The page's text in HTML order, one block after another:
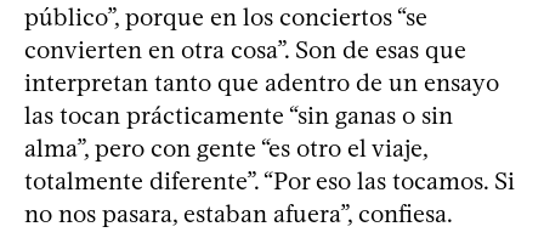
público”, porque en los conciertos “se
convierten en otra cosa”. Son de esas que
interpretan tanto que adentro de un ensayo
las tocan prácticamente “sin ganas o sin
alma”, pero con gente “es otro el viaje,
totalmente diferente”. “Por eso las tocamos. Si
no nos pasara, estaban afuera”, confiesa.